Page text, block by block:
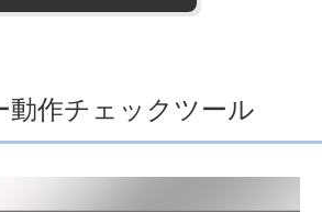
動作チェックツール